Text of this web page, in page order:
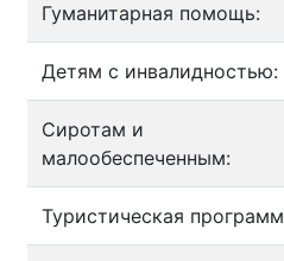
Гуманитарная помощь:
Детям с инвалидностью:
Сиротам и
малообеспеченным:
Туристическая